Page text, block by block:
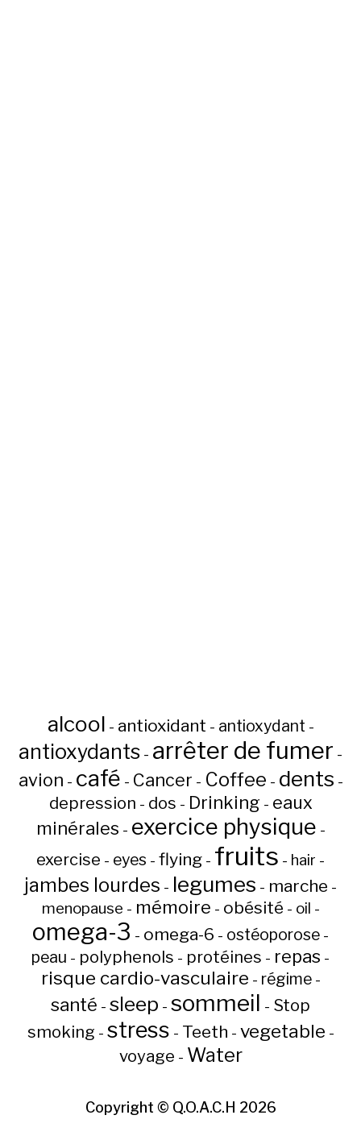
alcool - antioxidant - antioxydant -
antioxydants - arrêter de fumer -
avion - café - Cancer - Coffee - dents -
depression - dos - Drinking - eaux
minérales - exercice physique -
exercise - eyes - flying - fruits - hair -
jambes lourdes - legumes - marche -
menopause - mémoire - obésité - oil -
omega-3 - omega-6 - ostéoporose -
peau - polyphenols - protéines - repas -
risque cardio-vasculaire - régime-
santé - sleep - sommeil - Stop
smoking - stress - Teeth - vegetable -
voyage - Water
Copyright © Q.O.A.C.H 2026